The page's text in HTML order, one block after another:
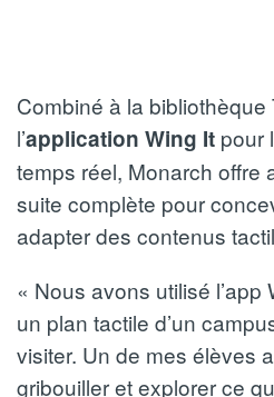
Combiné à la bibliothèque
l’application Wing It pour
temps réel, Monarch offre
suite complète pour
adapter des contenus
« Nous avons utilisé
un plan tactile d’un
visiter. Un de mes élèves
gribouiller et explorer ce